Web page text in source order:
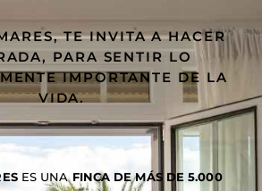
TE INVITA A HACER
PARA SENTIR LO
IMPORTANTE DE LA
VIDA.
ES UNA FINCA DE MÁS DE 5.000